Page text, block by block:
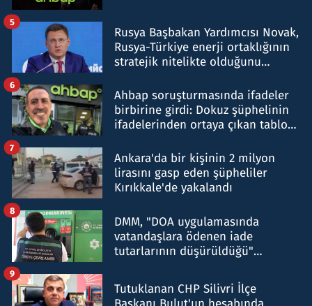
Rusya Başbakan Yardımcısı Novak,
Rusya-Türkiye enerji ortaklığının
stratejik nitelikte olduğunu
5
Ahbap soruşturmasında ifadeler
birbirine girdi: Dokuz şüphelinin
ifadelerinden ortaya çıkan tablo
6
Ankara'da bir kişinin 2 milyon
lirasını gasp eden şüpheliler
Kırıkkale'de yakalandı
7
DMM, "DOA uygulamasında
vatandaşlara ödenen iade
tutarlarının düşürüldüğü"
8
Tutuklanan CHP Silivri İlçe
9